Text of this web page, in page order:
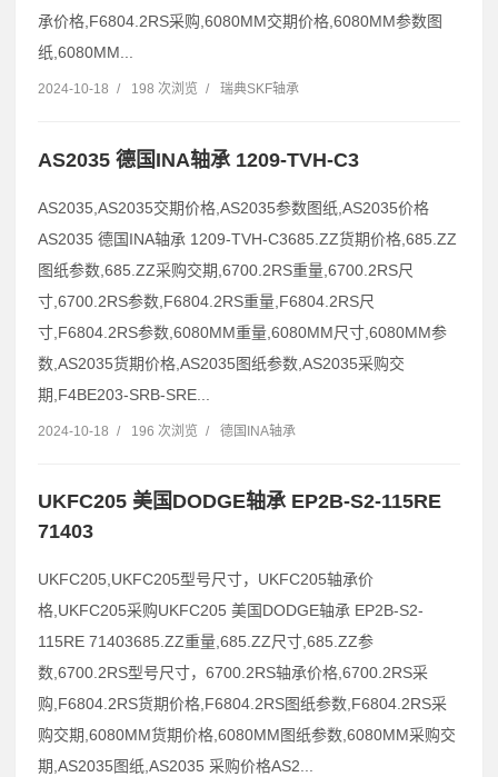
承价格,F6804.2RS采购,6080MM交期价格,6080MM参数图
纸,6080MM...
2024-10-18 / 198 次浏览 / 瑞典SKF轴承
AS2035 德国INA轴承 1209-TVH-C3
AS2035,AS2035交期价格,AS2035参数图纸,AS2035价格
AS2035 德国INA轴承 1209-TVH-C3685.ZZ货期价格,685.ZZ
图纸参数,685.ZZ采购交期,6700.2RS重量,6700.2RS尺
寸,6700.2RS参数,F6804.2RS重量,F6804.2RS尺
寸,F6804.2RS参数,6080MM重量,6080MM尺寸,6080MM参
数,AS2035货期价格,AS2035图纸参数,AS2035采购交
期,F4BE203-SRB-SRE...
2024-10-18 / 196 次浏览 / 德国INA轴承
UKFC205 美国DODGE轴承 EP2B-S2-115RE
71403
UKFC205,UKFC205型号尺寸，UKFC205轴承价
格,UKFC205采购UKFC205 美国DODGE轴承 EP2B-S2-
115RE 71403685.ZZ重量,685.ZZ尺寸,685.ZZ参
数,6700.2RS型号尺寸，6700.2RS轴承价格,6700.2RS采
购,F6804.2RS货期价格,F6804.2RS图纸参数,F6804.2RS采
购交期,6080MM货期价格,6080MM图纸参数,6080MM采购交
期,AS2035图纸,AS2035 采购价格AS2...